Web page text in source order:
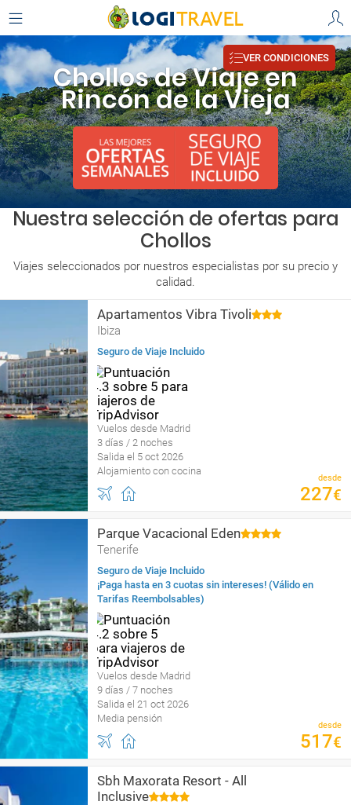
Chollos de Viaje en
Rincón de la Vieja
VER CONDICIONES
Nuestra selección de ofertas para
Chollos
Viajes seleccionados por nuestros especialistas por su precio y
calidad.
Apartamentos Vibra Tivoli
Ibiza
Seguro de Viaje Incluido
Vuelos desde Madrid
3 días / 2 noches
Salida el 5 oct 2026
Alojamiento con cocina
desde
227€
Parque Vacacional Eden
Tenerife
Seguro de Viaje Incluido
¡Paga hasta en 3 cuotas sin intereses! (Válido en
Tarifas Reembolsables)
Vuelos desde Madrid
9 días / 7 noches
Salida el 21 oct 2026
Media pensión
desde
517€
Sbh Maxorata Resort - All
Inclusive